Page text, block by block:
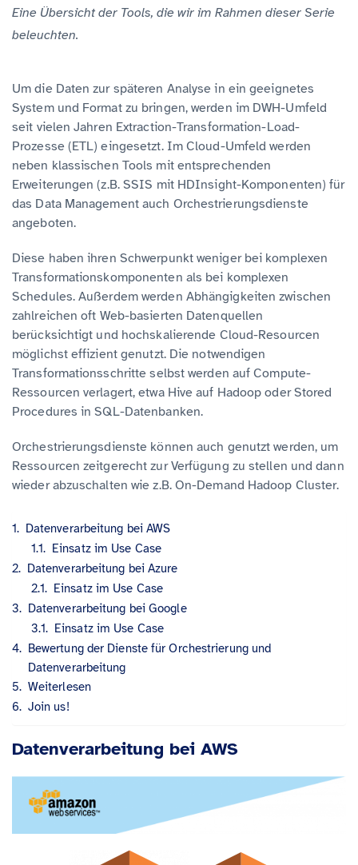
Eine Übersicht der Tools, die wir im Rahmen dieser Serie
beleuchten.
Um die Daten zur späteren Analyse in ein geeignetes
System und Format zu bringen, werden im DWH-Umfeld
seit vielen Jahren Extraction-Transformation-Load-
Prozesse (ETL) eingesetzt. Im Cloud-Umfeld werden
neben klassischen Tools mit entsprechenden
Erweiterungen (z.B. SSIS mit HDInsight-Komponenten) für
das Data Management auch Orchestrierungsdienste
angeboten.
Diese haben ihren Schwerpunkt weniger bei komplexen
Transformationskomponenten als bei komplexen
Schedules. Außerdem werden Abhängigkeiten zwischen
zahlreichen oft Web-basierten Datenquellen
berücksichtigt und hochskalierende Cloud-Resourcen
möglichst effizient genutzt. Die notwendigen
Transformationsschritte selbst werden auf Compute-
Ressourcen verlagert, etwa Hive auf Hadoop oder Stored
Procedures in SQL-Datenbanken.
Orchestrierungsdienste können auch genutzt werden, um
Ressourcen zeitgerecht zur Verfügung zu stellen und dann
wieder abzuschalten wie z.B. On-Demand Hadoop Cluster.
Datenverarbeitung bei AWS
Einsatz im Use Case
Datenverarbeitung bei Azure
Einsatz im Use Case
Datenverarbeitung bei Google
Einsatz im Use Case
Bewertung der Dienste für Orchestrierung und
Datenverarbeitung
Weiterlesen
Join us!
Datenverarbeitung bei AWS